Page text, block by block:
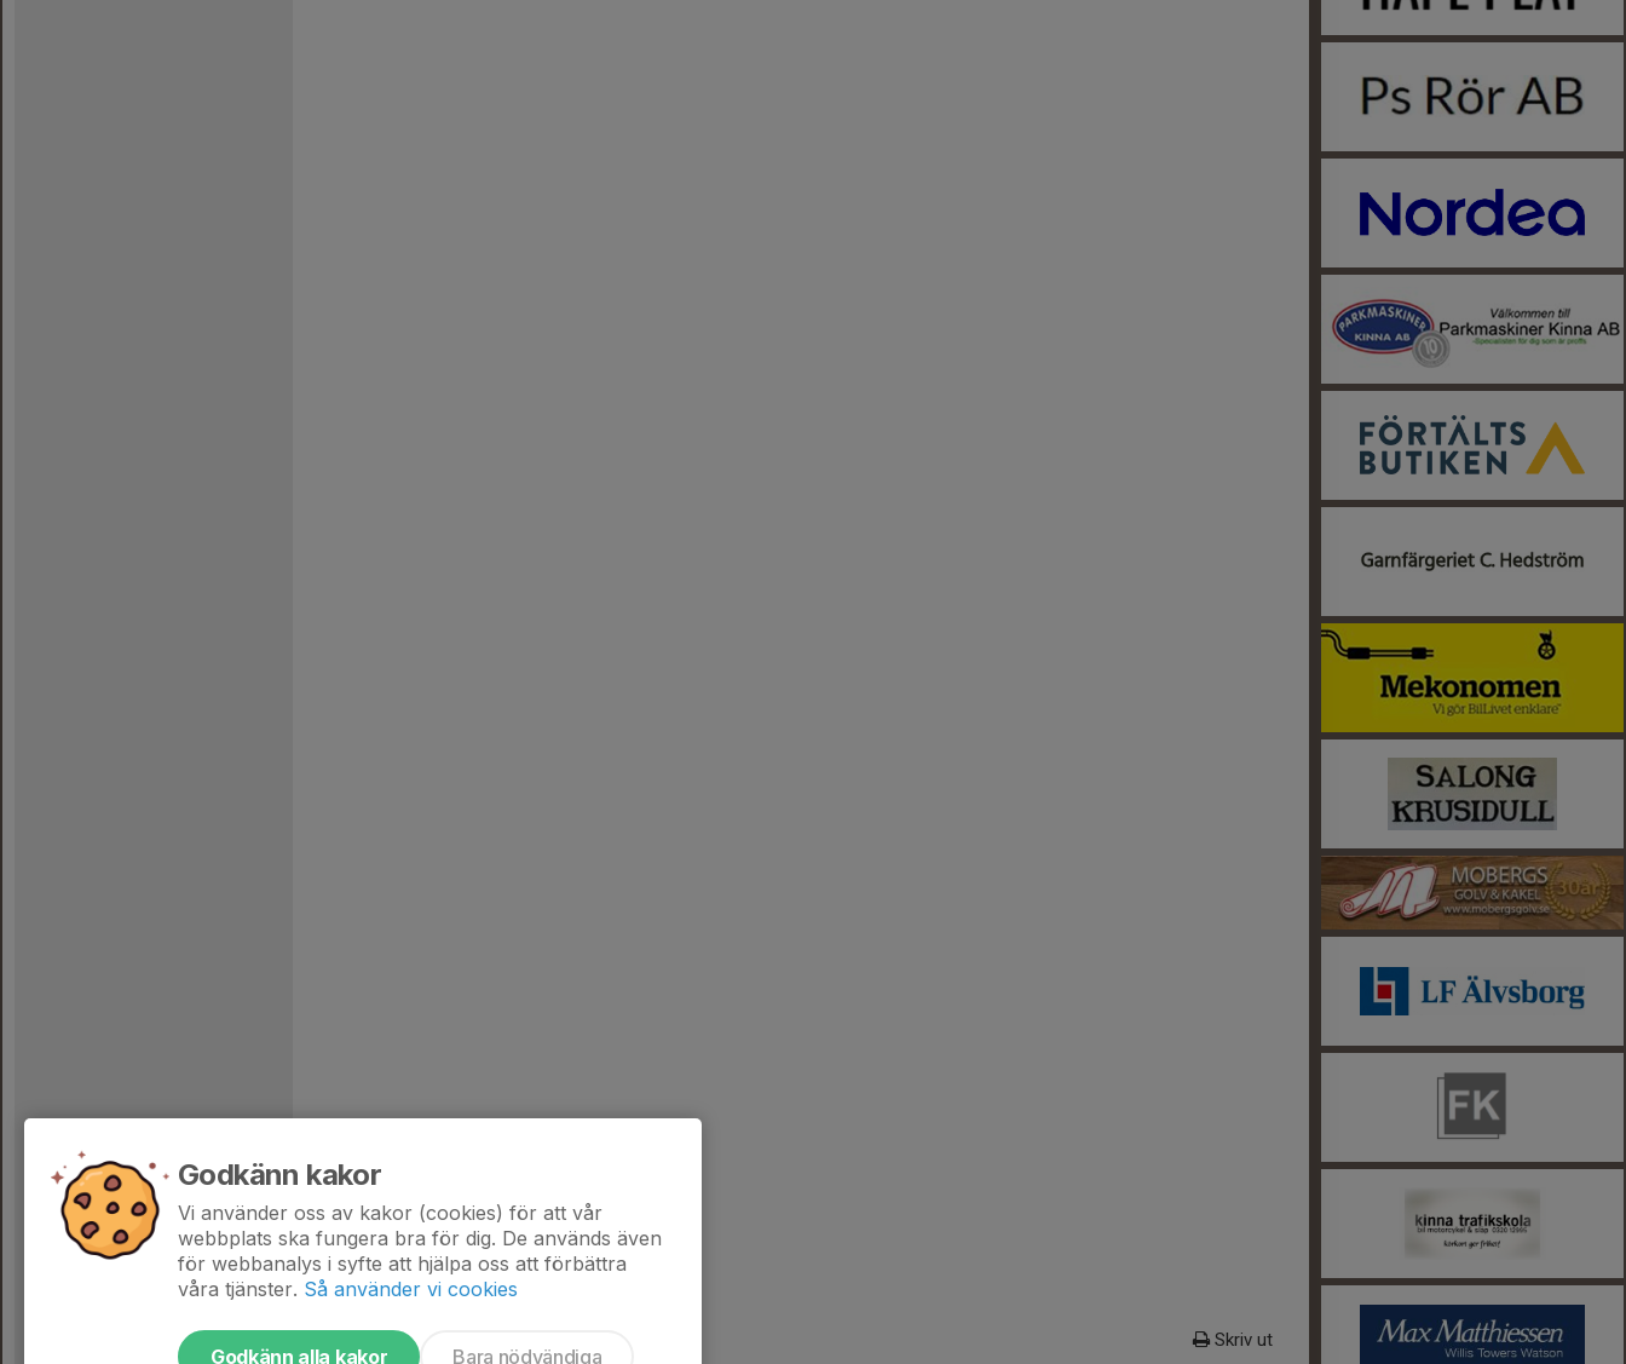
Skriv ut
Godkänn kakor
Vi använder oss av kakor (cookies) för att vår
webbplats ska fungera bra för dig. De används även
för webbanalys i syfte att hjälpa oss att förbättra
våra tjänster. Så använder vi cookies
Godkänn alla kakor Bara nödvändiga